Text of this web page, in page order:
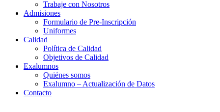
Trabaje con Nosotros
Admisiones
Formulario de Pre-Inscripción
Uniformes
Calidad
Política de Calidad
Objetivos de Calidad
Exalumnos
Quiénes somos
Exalumno – Actualización de Datos
Contacto